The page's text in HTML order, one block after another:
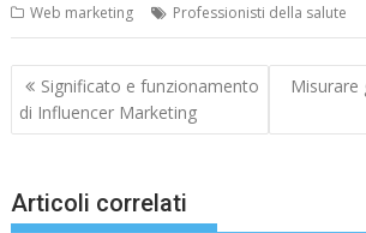
Web marketing Professionisti della salute
Navigazione
articoli
Significato e funzionamento
di Influencer Marketing
Misurare
Articoli correlati